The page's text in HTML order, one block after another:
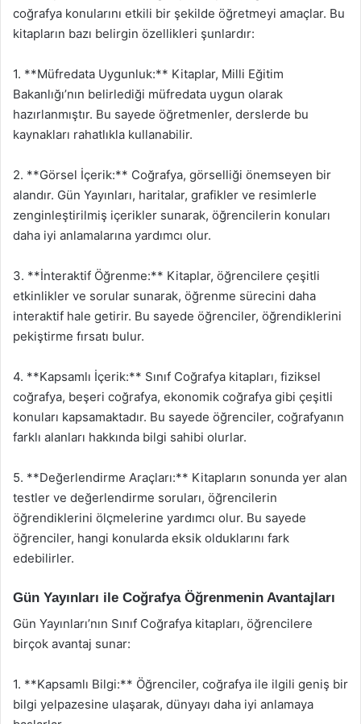
coğrafya konularını etkili bir şekilde öğretmeyi amaçlar. Bu
kitapların bazı belirgin özellikleri şunlardır:
1. **Müfredata Uygunluk:** Kitaplar, Milli Eğitim
Bakanlığı’nın belirlediği müfredata uygun olarak
hazırlanmıştır. Bu sayede öğretmenler, derslerde bu
kaynakları rahatlıkla kullanabilir.
2. **Görsel İçerik:** Coğrafya, görselliği önemseyen bir
alandır. Gün Yayınları, haritalar, grafikler ve resimlerle
zenginleştirilmiş içerikler sunarak, öğrencilerin konuları
daha iyi anlamalarına yardımcı olur.
3. **İnteraktif Öğrenme:** Kitaplar, öğrencilere çeşitli
etkinlikler ve sorular sunarak, öğrenme sürecini daha
interaktif hale getirir. Bu sayede öğrenciler, öğrendiklerini
pekiştirme fırsatı bulur.
4. **Kapsamlı İçerik:** Sınıf Coğrafya kitapları, fiziksel
coğrafya, beşeri coğrafya, ekonomik coğrafya gibi çeşitli
konuları kapsamaktadır. Bu sayede öğrenciler, coğrafyanın
farklı alanları hakkında bilgi sahibi olurlar.
5. **Değerlendirme Araçları:** Kitapların sonunda yer alan
testler ve değerlendirme soruları, öğrencilerin
öğrendiklerini ölçmelerine yardımcı olur. Bu sayede
öğrenciler, hangi konularda eksik olduklarını fark
edebilirler.
Gün Yayınları ile Coğrafya Öğrenmenin Avantajları
Gün Yayınları’nın Sınıf Coğrafya kitapları, öğrencilere
birçok avantaj sunar:
1. **Kapsamlı Bilgi:** Öğrenciler, coğrafya ile ilgili geniş bir
bilgi yelpazesine ulaşarak, dünyayı daha iyi anlamaya